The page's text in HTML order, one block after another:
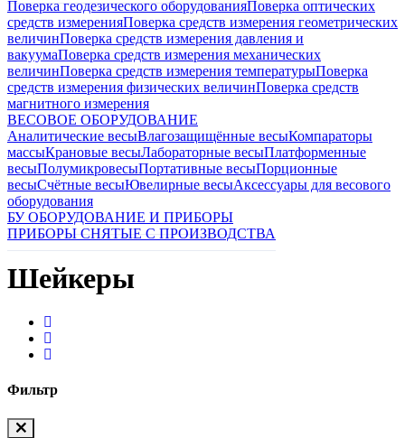
Поверка геодезического оборудованияПоверка оптических
средств измеренияПоверка средств измерения геометрических
величинПоверка средств измерения давления и
вакуумаПоверка средств измерения механических
величинПоверка средств измерения температурыПоверка
средств измерения физических величинПоверка средств
магнитного измерения
ВЕСОВОЕ ОБОРУДОВАНИЕ
Аналитические весыВлагозащищённые весыКомпараторы
массыКрановые весыЛабораторные весыПлатформенные
весыПолумикровесыПортативные весыПорционные
весыСчётные весыЮвелирные весыАксессуары для весового
оборудования
БУ ОБОРУДОВАНИЕ И ПРИБОРЫ
ПРИБОРЫ СНЯТЫЕ С ПРОИЗВОДСТВА
Шейкеры
Фильтр